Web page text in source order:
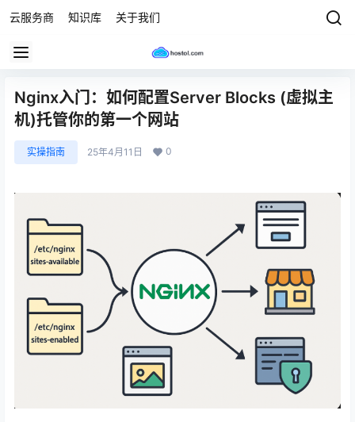
云服务商 知识库 关于我们
Nginx入门：如何配置Server Blocks (虚拟主
机)托管你的第一个网站
实操指南 25年4月11日 0